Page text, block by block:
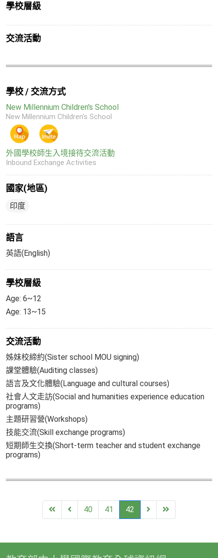
學校層級
交流活動
學校 / 交流方式
New Millennium Children's School
New Millennium Children's School
外國學校師生入境接待交流活動
Inbound Exchange Activities
國家(地區)
印度
語言
英語(English)
學校層級
Age: 6~12
Age: 13~15
交流活動
姊妹校締約(Sister school MOU signing)
課堂體驗(Auditing classes)
語言及文化體驗(Language and cultural courses)
社會人文走訪(Social and humanities experience education
programs)
主題研習營(Workshops)
技能交流(Skill exchange programs)
短期師生交換(Short-term teacher and student exchange
programs)
First Previous
40 41 42 Next